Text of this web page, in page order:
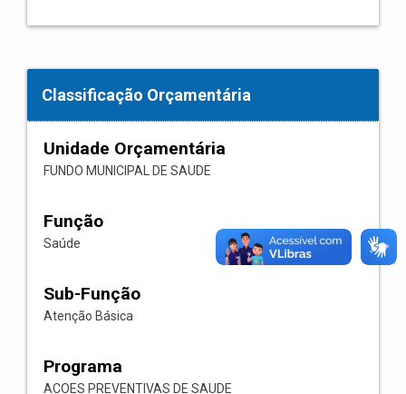
Classificação Orçamentária
Unidade Orçamentária
FUNDO MUNICIPAL DE SAUDE
Função
Saúde
Sub-Função
Atenção Básica
Programa
ACOES PREVENTIVAS DE SAUDE